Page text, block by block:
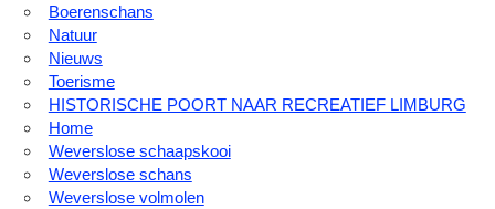
Boerenschans
Natuur
Nieuws
Toerisme
HISTORISCHE POORT NAAR RECREATIEF LIMBURG
Home
Weverslose schaapskooi
Weverslose schans
Weverslose volmolen